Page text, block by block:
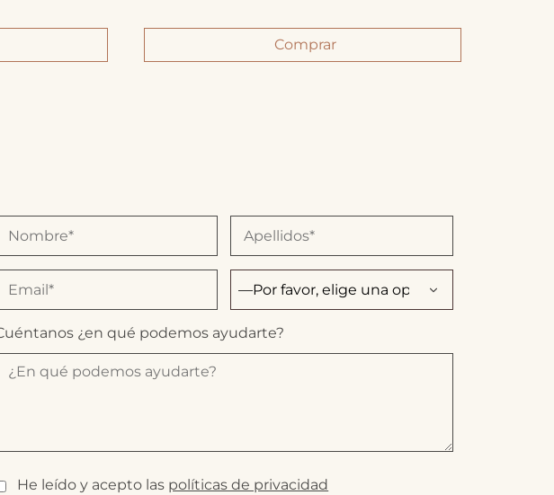
Comprar
¿en qué podemos ayudarte?
He leído y acepto las políticas de privacidad